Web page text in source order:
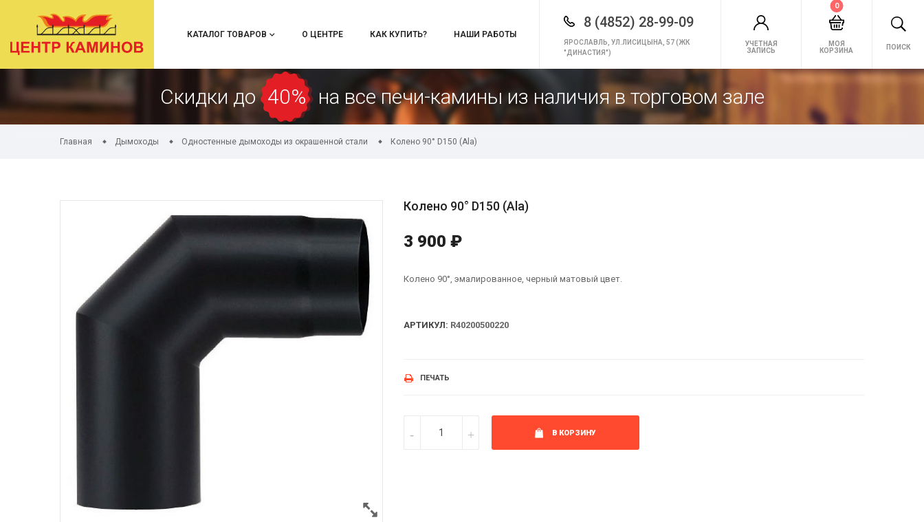
КАТАЛОГ ТОВАРОВ О ЦЕНТРЕ КАК КУПИТЬ? НАШИ РАБОТЫ
8 (4852) 28-99-09
ЯРОСЛАВЛЬ, УЛ.ЛИСИЦЫНА, 57 (ЖК
"ДИНАСТИЯ")
УЧЕТНАЯ
ЗАПИСЬ
МОЯ
КОРЗИНА
0
ПОИСК
Скидки до 40% на все печи-камины из наличия в торговом зале
Главная Дымоходы Одностенные дымоходы из окрашенной стали Колено 90° D150 (Ala)
Колено 90° D150 (Ala)
3 900 ₽
Колено 90°, эмалированное, черный матовый цвет.
АРТИКУЛ: R40200500220
ПЕЧАТЬ
В КОРЗИНУ